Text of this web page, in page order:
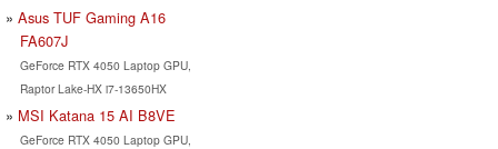
Asus TUF Gaming A16
FA607J
GeForce RTX 4050 Laptop GPU,
Raptor Lake-HX i7-13650HX
MSI Katana 15 AI B8VE
GeForce RTX 4050 Laptop GPU,